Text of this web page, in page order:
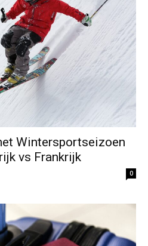
Wintersportseizoen
vs Frankrijk
0